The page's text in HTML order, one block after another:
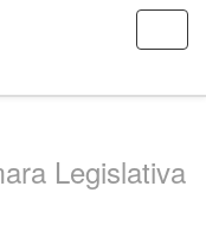
Legislativa